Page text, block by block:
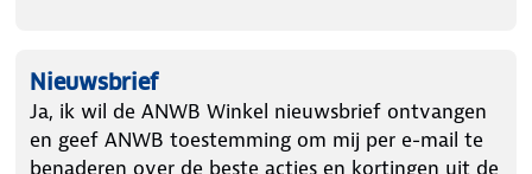
Nieuwsbrief
Ja, ik wil de ANWB Winkel nieuwsbrief ontvangen
en geef ANWB toestemming om mij per e-mail te
benaderen over de beste acties en kortingen uit de